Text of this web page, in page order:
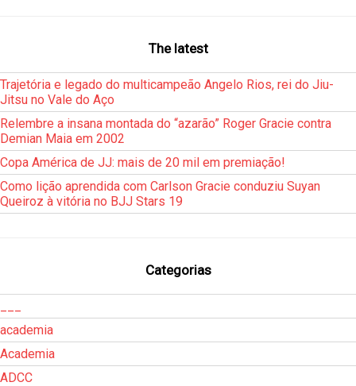
The latest
Trajetória e legado do multicampeão Angelo Rios, rei do Jiu-
Jitsu no Vale do Aço
Relembre a insana montada do “azarão” Roger Gracie contra
Demian Maia em 2002
Copa América de JJ: mais de 20 mil em premiação!
Como lição aprendida com Carlson Gracie conduziu Suyan
Queiroz à vitória no BJJ Stars 19
Categorias
academia
Academia
ADCC